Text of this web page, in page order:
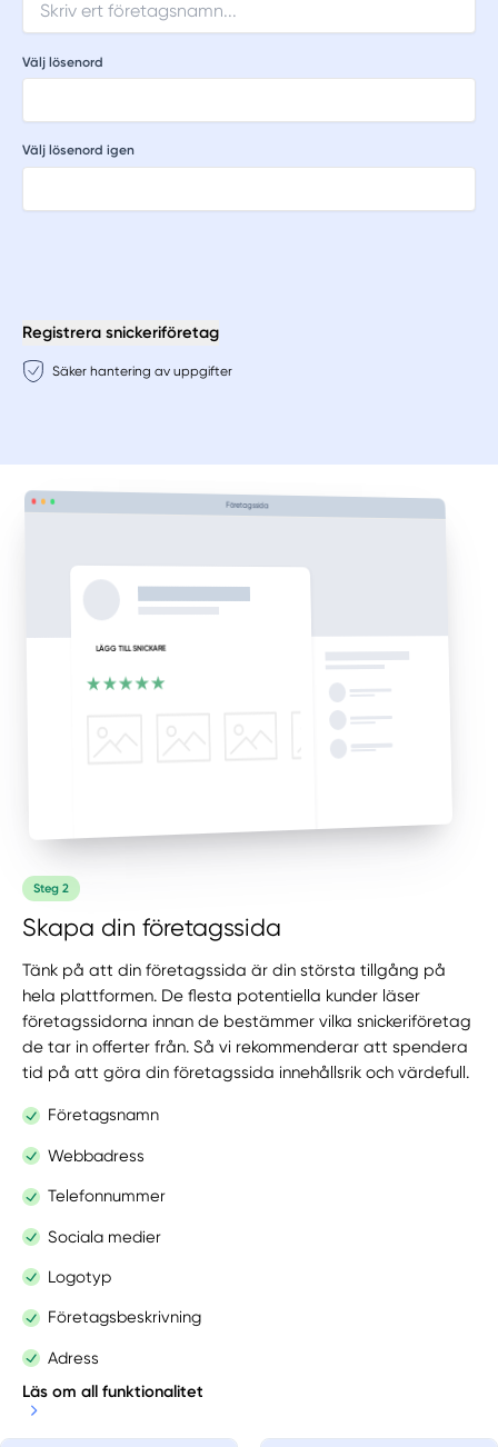
Välj lösenord
Välj lösenord igen
Registrera snickeriföretag
Säker hantering av uppgifter
Steg 2
Skapa din företagssida
Tänk på att din företagssida är din största tillgång på
hela plattformen. De flesta potentiella kunder läser
företagssidorna innan de bestämmer vilka snickeriföretag
de tar in offerter från. Så vi rekommenderar att spendera
tid på att göra din företagssida innehållsrik och värdefull.
Företagsnamn
Webbadress
Telefonnummer
Sociala medier
Logotyp
Företagsbeskrivning
Adress
Läs om all funktionalitet